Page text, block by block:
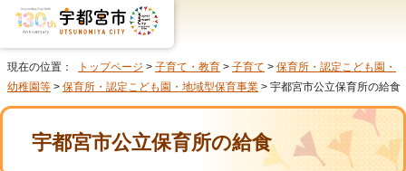
現在の位置： トップページ > 子育て・教育 > 子育て > 保育所・認定こども園・
幼稚園等 > 保育所・認定こども園・地域型保育事業 > 宇都宮市公立保育所の給食
宇都宮市公立保育所の給食